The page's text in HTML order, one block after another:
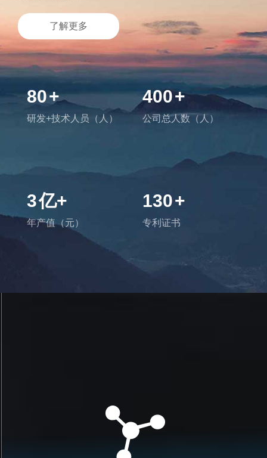
了解更多
80+
研发+技术人员（人）
400+
公司总人数（人）
3亿+
年产值（元）
130+
专利证书